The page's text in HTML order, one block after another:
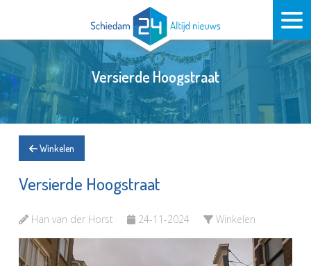
Versierde Hoogstraat
Winkelen
Versierde Hoogstraat
Han van der Horst 24-11-2024 Winkelen